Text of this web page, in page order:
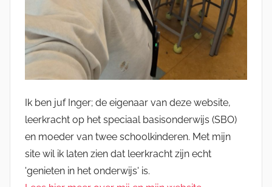
Ik ben juf Inger; de eigenaar van deze website,
leerkracht op het speciaal basisonderwijs (SBO)
en moeder van twee schoolkinderen. Met mijn
site wil ik laten zien dat leerkracht zijn echt
'genieten in het onderwijs' is.